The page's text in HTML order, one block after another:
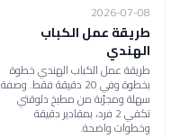
2026-07-08
طريقة عمل الكباب
الهندي
طريقة عمل الكباب الهندي خطوة
بخطوة وفي 20 دقيقة فقط. وصفة
سهلة ومجرّبة من مطبخ دلوقتي
تكفي 2 فرد، بمقادير دقيقة
وخطوات واضحة.